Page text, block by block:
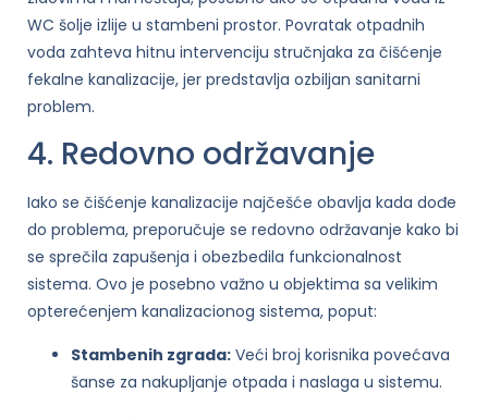
WC šolje izlije u stambeni prostor. Povratak otpadnih
voda zahteva hitnu intervenciju stručnjaka za čišćenje
fekalne kanalizacije, jer predstavlja ozbiljan sanitarni
problem.
4. Redovno održavanje
Iako se čišćenje kanalizacije najčešće obavlja kada dođe
do problema, preporučuje se redovno održavanje kako bi
se sprečila zapušenja i obezbedila funkcionalnost
sistema. Ovo je posebno važno u objektima sa velikim
opterećenjem kanalizacionog sistema, poput:
Stambenih zgrada: Veći broj korisnika povećava
šanse za nakupljanje otpada i naslaga u sistemu.